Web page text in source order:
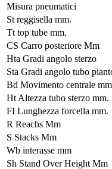
Misura pneumatici
St reggisella mm.
Tt top tube mm.
CS Carro posteriore Mm
Hta Gradi angolo sterzo
Sta Gradi angolo tubo
Bd Movimento centrale
Ht Altezza tubo sterzo mm.
FI Lunghezza forcella mm.
R Reachs Mm
S Stacks Mm
Wb interasse mm
Sh Stand Over Height Mm